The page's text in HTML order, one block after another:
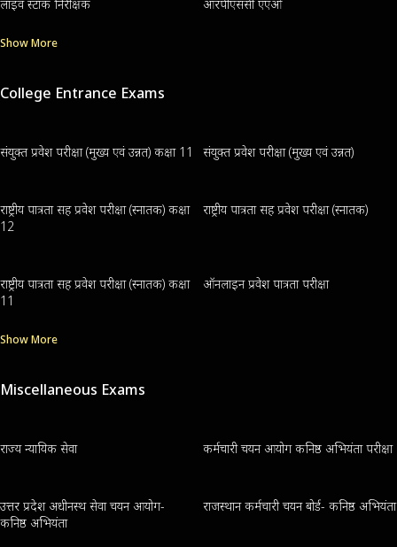
लाइव स्टॉक निरीक्षक आरपीएससी एएओ
Show More
College Entrance Exams
संयुक्त प्रवेश परीक्षा (मुख्य एवं उन्नत) कक्षा 11 संयुक्त प्रवेश परीक्षा (मुख्य एवं उन्नत)
राष्ट्रीय पात्रता सह प्रवेश परीक्षा (स्नातक) कक्षा
12
राष्ट्रीय पात्रता सह प्रवेश परीक्षा (स्नातक)
राष्ट्रीय पात्रता सह प्रवेश परीक्षा (स्नातक) कक्षा
11
ऑनलाइन प्रवेश पात्रता परीक्षा
Show More
Miscellaneous Exams
राज्य न्यायिक सेवा कर्मचारी चयन आयोग कनिष्ठ अभियंता परीक्षा
उत्तर प्रदेश अधीनस्थ सेवा चयन आयोग-
कनिष्ठ अभियंता
राजस्थान कर्मचारी चयन बोर्ड- कनिष्ठ अभियंता